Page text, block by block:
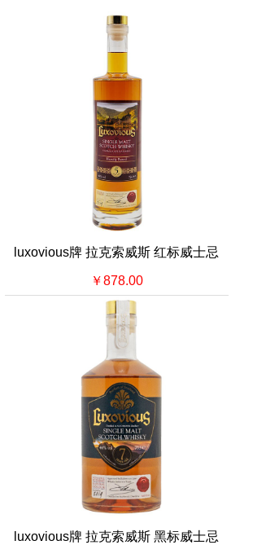
luxovious牌 拉克索威斯 红标威士忌
￥878.00
luxovious牌 拉克索威斯 黑标威士忌